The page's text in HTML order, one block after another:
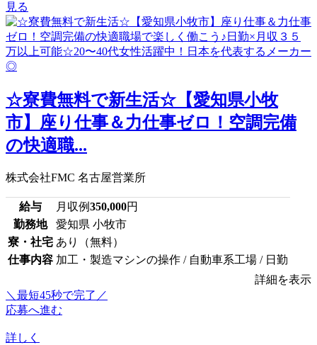
見る
☆寮費無料で新生活☆【愛知県小牧
市】座り仕事＆力仕事ゼロ！空調完備
の快適職...
株式会社FMC 名古屋営業所
給与 月収例350,000円
勤務地
愛知県 小牧市
寮・社宅 あり（無料）
仕事内容 加工・製造マシンの操作 / 自動車系工場 / 日勤
詳細を表示
＼最短45秒で完了／
応募へ進む
詳しく